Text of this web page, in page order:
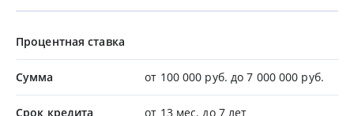
Процентная ставка
Сумма от 100 000 руб. до 7 000 000 руб.
Срок кредита от 13 мес. до 7 лет